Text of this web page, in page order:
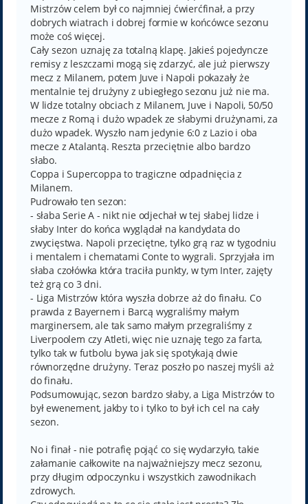
Mistrzów celem był co najmniej ćwierćfinał, a przy
dobrych wiatrach i dobrej formie w końcówce sezonu
może coś więcej.
Cały sezon uznaję za totalną klapę. Jakieś pojedyncze
remisy z leszczami mogą się zdarzyć, ale już pierwszy
mecz z Milanem, potem Juve i Napoli pokazały że
mentalnie tej drużyny z ubiegłego sezonu już nie ma.
W lidze totalny obciach z Milanem, Juve i Napoli, 50/50
mecze z Romą i dużo wpadek ze słabymi drużynami, za
dużo wpadek. Wyszło nam jedynie 6:0 z Lazio i oba
mecze z Atalantą. Reszta przeciętnie albo bardzo
słabo.
Coppa i Supercoppa to tragiczne odpadnięcia z
Milanem.
Pudrowało ten sezon:
- słaba Serie A - nikt nie odjechał w tej słabej lidze i
słaby Inter do końca wyglądał na kandydata do
zwycięstwa. Napoli przeciętne, tylko grą raz w tygodniu
i mentalem i chematami Conte to wygrali. Sprzyjała im
słaba czołówka która traciła punkty, w tym Inter, zajęty
też grą co 3 dni.
- Liga Mistrzów która wyszła dobrze aż do finału. Co
prawda z Bayernem i Barcą wygraliśmy małym
marginersem, ale tak samo małym przegraliśmy z
Liverpoolem czy Atleti, więc nie uznaję tego za farta,
tylko tak w futbolu bywa jak się spotykają dwie
równorzędne drużyny. Teraz poszło po naszej myśli aż
do finału.
Podsumowując, sezon bardzo słaby, a Liga Mistrzów to
był ewenement, jakby to i tylko to był ich cel na cały
sezon.
No i finał - nie potrafię pojąć co się wydarzyło, takie
załamanie całkowite na najważniejszy mecz sezonu,
przy długim odpoczynku i wszystkich zawodnikach
zdrowych.